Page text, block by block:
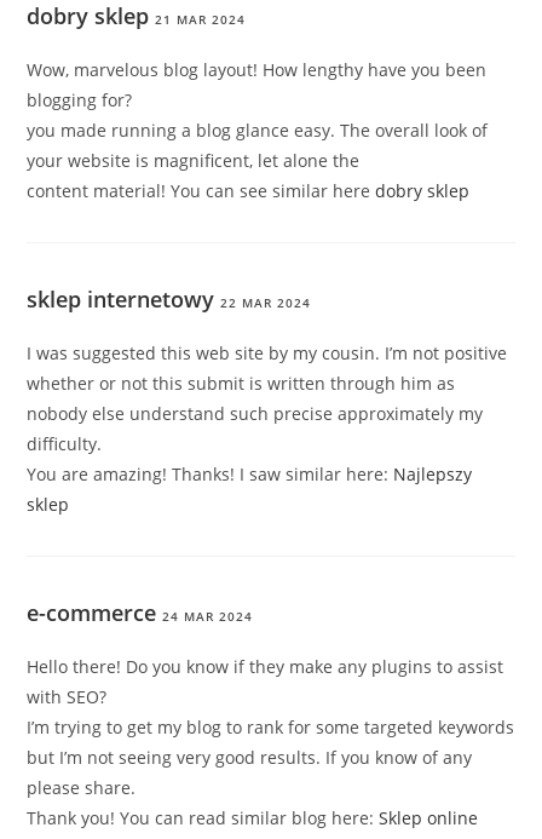
dobry sklep 21 MAR 2024
Wow, marvelous blog layout! How lengthy have you been
blogging for?
you made running a blog glance easy. The overall look of
your website is magnificent, let alone the
content material! You can see similar heredobry sklep
sklep internetowy 22 MAR 2024
I was suggested this web site by my cousin. I’m not positive
whether or not this submit is written through him as
nobody else understand such precise approximately my
difficulty.
You are amazing! Thanks! I saw similar here: Najlepszy
sklep
e-commerce 24 MAR 2024
Hello there! Do you know if they make any plugins to assist
with SEO?
I’m trying to get my blog to rank for some targeted keywords
but I’m not seeing very good results. If you know of any
please share.
Thank you! You can read similar blog here:Sklep online